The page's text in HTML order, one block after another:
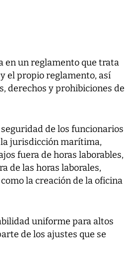
en un reglamento que trata
el propio reglamento, así
derechos y prohibiciones de
de los funcionarios
jurisdicción marítima,
fuera de horas laborables,
de las horas laborales,
la creación de la oficina
uniforme para altos
de los ajustes que se